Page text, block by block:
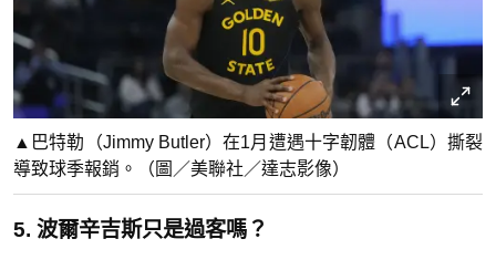
▲巴特勒（Jimmy Butler）在1月遭遇十字韌體（ACL）撕裂
導致球季報銷。（圖／美聯社／達志影像）
5. 波爾辛吉斯只是過客嗎？